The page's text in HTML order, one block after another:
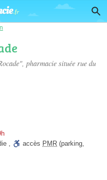
pharmacie située rue du
, accès PMR (parking,